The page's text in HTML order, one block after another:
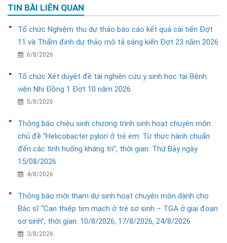
TIN BÀI LIÊN QUAN
Tổ chức Nghiệm thu dự thảo báo cáo kết quả cải tiến Đợt
11 và Thẩm định dự thảo mô tả sáng kiến Đợt 23 năm 2026
6/8/2026
Tổ chức Xét duyệt đề tài nghiên cứu y sinh học tại Bệnh
viện Nhi Đồng 1 Đợt 10 năm 2026
5/8/2026
Thông báo chiêu sinh chương trình sinh hoạt chuyên môn
chủ đề “Helicobacter pylori ở trẻ em: Từ thực hành chuẩn
đến các tình huống kháng trị”, thời gian: Thứ Bảy ngày
15/08/2026
4/8/2026
Thông báo mời tham dự sinh hoạt chuyên môn dành cho
Bác sĩ “Can thiệp tim mạch ở trẻ sơ sinh – TGA ở giai đoạn
sơ sinh”, thời gian: 10/8/2026, 17/8/2026, 24/8/2026
3/8/2026